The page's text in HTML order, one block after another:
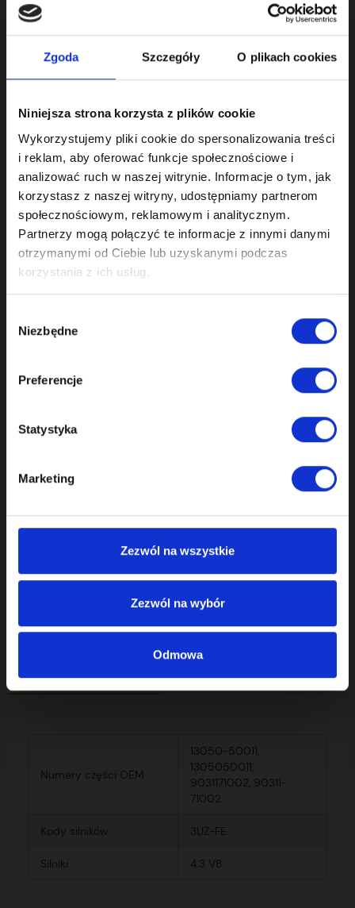
Zgoda Szczegóły O plikach cookies
Niniejsza strona korzysta z plików cookie
Wykorzystujemy pliki cookie do spersonalizowania treści
i reklam, aby oferować funkcje społecznościowe i
analizować ruch w naszej witrynie. Informacje o tym, jak
korzystasz z naszej witryny, udostępniamy partnerom
społecznościowym, reklamowym i analitycznym.
Partnerzy mogą połączyć te informacje z innymi danymi
otrzymanymi od Ciebie lub uzyskanymi podczas
korzystania z ich usług.
zgody
Niezbędne
Preferencje
Statystyka
Marketing
Zezwól na wszystkie
Zezwól na wybór
Odmowa
zmiennej fazy rozrządu.
Regeneracja obejmuje:
- wymianę uszczelnień
- czyszczenie mechanizmu
części dołączamy:
- nowy simmering wałka
wykonany 90311-71002
- nowe uszczelnienie
korka regulatora
Zastosowanie:
Lexus LS 430 (2000-2006)
Lexus GS 430 (2000-2007)
Toyota Crown Majesta (2004-2010)
Hongqi HQ430 (2006-2010)
Lexus SC 430 GT500 Race Car (2006-2008)Toyota Supra
Parametry techniczne
Numery części OEM
13050-50011,
1305050011,
9031171002, 90311-
71002
Kody silników 3UZ-FE
Silniki 4.3 V8